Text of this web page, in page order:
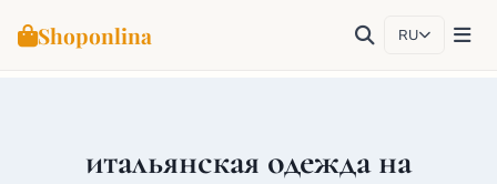
Shoponlina RU
итальянская одежда на